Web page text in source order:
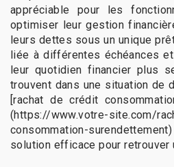
appréciable pour les
optimiser leur gestion
leurs dettes sous un unique
liée à différentes échéances
leur quotidien financier plus
trouvent dans une situation de
[rachat de crédit
(https://www.votre-site.com/
consommation-
solution efficace pour retrouver